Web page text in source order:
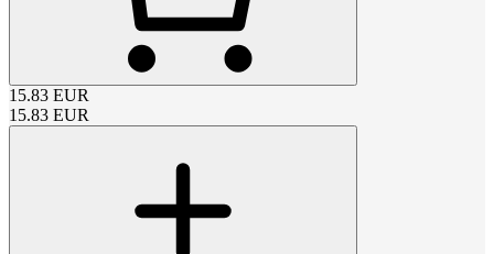
15.83 EUR
15.83 EUR